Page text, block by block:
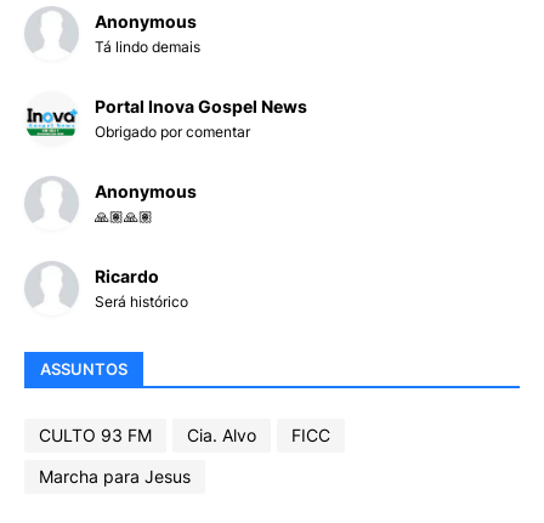
Anonymous
Tá lindo demais
Portal Inova Gospel News
Obrigado por comentar
Anonymous
🙏🏽🙏🏽
Ricardo
Será histórico
ASSUNTOS
CULTO 93 FM Cia. Alvo
FICC
Marcha para Jesus